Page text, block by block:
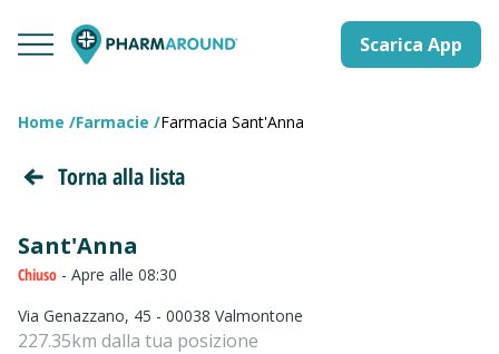
Scarica App
Home Farmacie Farmacia Sant'Anna
Torna alla lista
Sant'Anna
Chiuso - Apre alle 08:30
Via Genazzano, 45 - 00038 Valmontone
227.35km dalla tua posizione